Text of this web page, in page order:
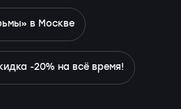
в Москве
-20% на всё время!